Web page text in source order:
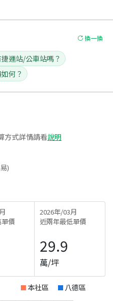
換一換
運站/公車站嗎？
何？
方式詳情請看說明
)
價
2026年/03月
近兩年最低單價
29.9
萬/坪
本社區 八德區